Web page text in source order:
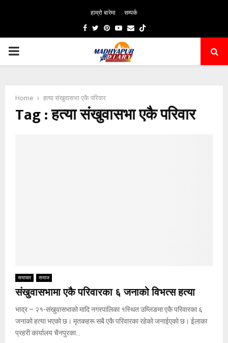
हाम्रो बारेमा सम्पर्क
Facebook
TwitterPinterestYoutube
Email
PRIMARY
Home हत्या संखुवासभा एकै परिवार
Tag : हत्या संखुवासभा एकै परिवार
समाचार समाज
संखुवासभामा एकै परिवारका ६ जनाको विभत्स हत्या
भाद्र – २१-संखुवासभाको मादि नगरपालिका १स्थित उम्लिङमा एकै परिवारका ६
जनाको हत्या भएको छ। मृतकहरू सबै एकै परिवारका रहेको जनाईएको छ। ईलाका
प्रहरी कार्यालय चैनपुरका...